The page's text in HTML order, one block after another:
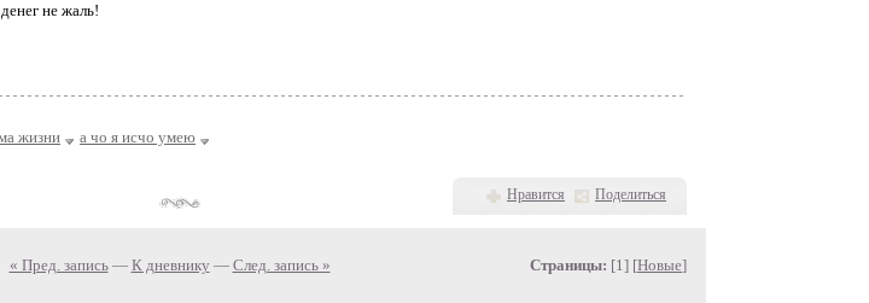
не жаль!
жизни а чо я исчо умею
Нравится Поделиться
« Пред. запись— К дневнику — След. запись » Страницы: [1] [Новые]